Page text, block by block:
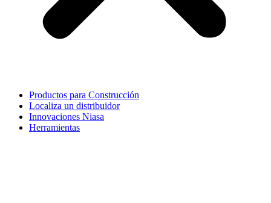
Productos para Construcción
Localiza un distribuidor
Innovaciones Niasa
Herramientas